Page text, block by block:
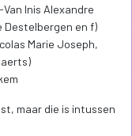
Inis Alexandre
Destelbergen en f)
Marie Joseph,
maar die is intussen